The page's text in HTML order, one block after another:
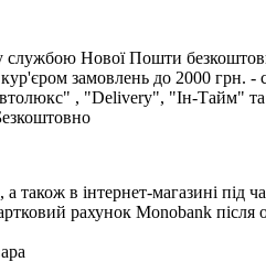
службою Нової Пошти
замовлень до 2000 грн. -
, "Delivery", "Iн-Тайм" та
також в інтернет-магазині під
рахунок Monobank